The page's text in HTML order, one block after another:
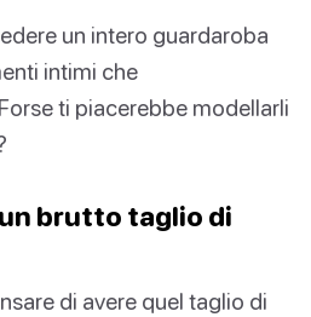
un intero guardaroba
intimi che
ti piacerebbe modellarli
brutto taglio di
di avere quel taglio di